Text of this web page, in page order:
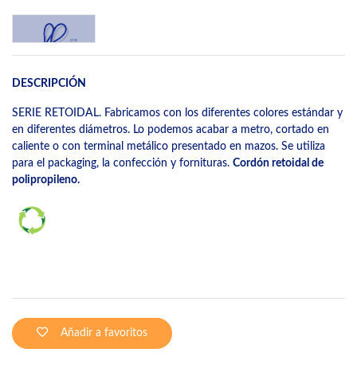
DESCRIPCIÓN
SERIE RETOIDAL. Fabricamos con los diferentes colores estándar y
en diferentes diámetros. Lo podemos acabar a metro, cortado en
caliente o con terminal metálico presentado en mazos. Se utiliza
para el packaging, la confección y fornituras. Cordón retoidal de
polipropileno.
Añadir a favoritos